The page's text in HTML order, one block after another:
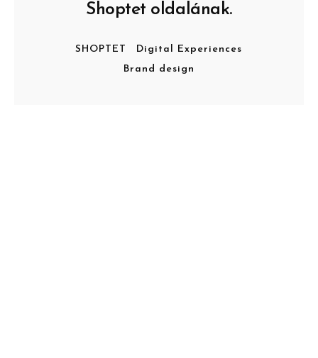
Shoptet oldalának.
SHOPTET
Digital Experiences
Brand design